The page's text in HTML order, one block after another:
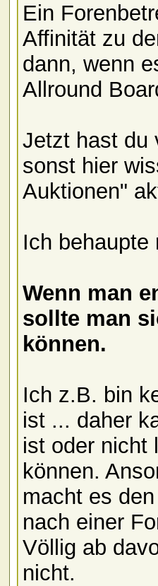
Ein
Affinität zu
dann, wenn
Allround
Jetzt hast du
sonst hier
Auktionen"
Ich behaupte
Wenn man
sollte man
können.
Ich z.B. bin
ist ... daher
ist oder nicht
können.
macht es
nach einer
Völlig ab
nicht.